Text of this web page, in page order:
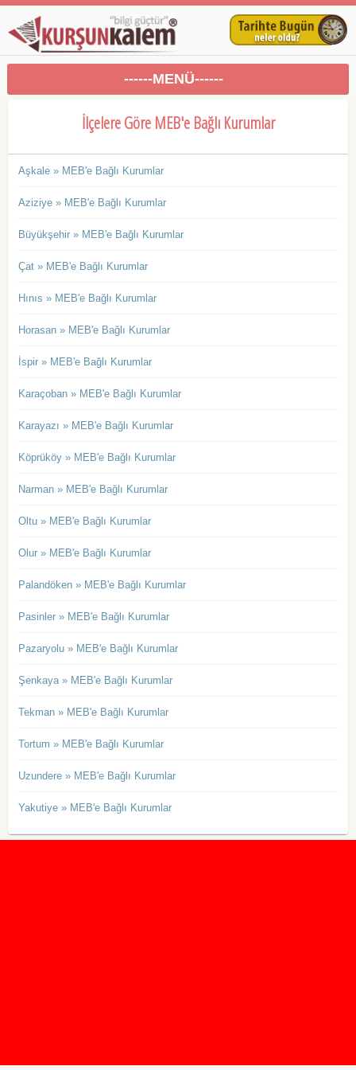
------MENÜ------
İlçelere Göre MEB'e Bağlı Kurumlar
Aşkale » MEB'e Bağlı Kurumlar
Aziziye » MEB'e Bağlı Kurumlar
Büyükşehir » MEB'e Bağlı Kurumlar
Çat » MEB'e Bağlı Kurumlar
Hınıs » MEB'e Bağlı Kurumlar
Horasan » MEB'e Bağlı Kurumlar
İspir » MEB'e Bağlı Kurumlar
Karaçoban » MEB'e Bağlı Kurumlar
Karayazı » MEB'e Bağlı Kurumlar
Köprüköy » MEB'e Bağlı Kurumlar
Narman » MEB'e Bağlı Kurumlar
Oltu » MEB'e Bağlı Kurumlar
Olur » MEB'e Bağlı Kurumlar
Palandöken » MEB'e Bağlı Kurumlar
Pasinler » MEB'e Bağlı Kurumlar
Pazaryolu » MEB'e Bağlı Kurumlar
Şenkaya » MEB'e Bağlı Kurumlar
Tekman » MEB'e Bağlı Kurumlar
Tortum » MEB'e Bağlı Kurumlar
Uzundere » MEB'e Bağlı Kurumlar
Yakutiye » MEB'e Bağlı Kurumlar